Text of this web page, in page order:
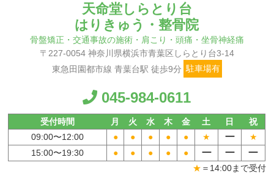
天命堂しらとり台
はりきゅう・整骨院
骨盤矯正・交通事故の施術・肩こり・頭痛・坐骨神経痛
〒227-0054 神奈川県横浜市青葉区しらとり台3-14
東急田園都市線 青葉台駅 徒歩9分 駐車場有
045-984-0611
受付時間 月 火 水 木 金 土 日
祝
09:00〜12:00 ● ● ● ● ● ★ ー
★
15:00〜19:30 ● ● ● ● ● ー ー ー
★ ＝14:00まで受付